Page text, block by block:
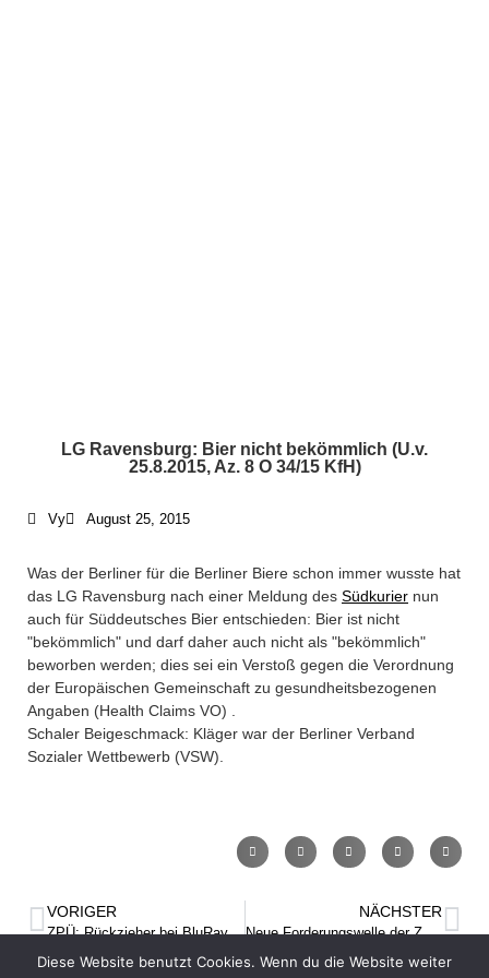
LG Ravensburg: Bier nicht bekömmlich (U.v.
25.8.2015, Az. 8 O 34/15 KfH)
Vy August 25, 2015
Was der Berliner für die Berliner Biere schon immer wusste hat
das LG Ravensburg nach einer Meldung des Südkurier nun
auch für Süddeutsches Bier entschieden: Bier ist nicht
"bekömmlich" und darf daher auch nicht als "bekömmlich"
beworben werden; dies sei ein Verstoß gegen die Verordnung
der Europäischen Gemeinschaft zu gesundheitsbezogenen
Angaben (Health Claims VO) .
Schaler Beigeschmack: Kläger war der Berliner Verband
Sozialer Wettbewerb (VSW).
VORIGER
ZPÜ: Rückzieher bei BluRay-Rohlingen, keine Abgabe!
NÄCHSTER
Neue Forderungswelle der ZPÜ: Tablets 2012 – dringender Handlungsbedarf
Where To Find Us /
Impressum
office@verweyen.legal
Diese Website benutzt Cookies. Wenn du die Website weiter